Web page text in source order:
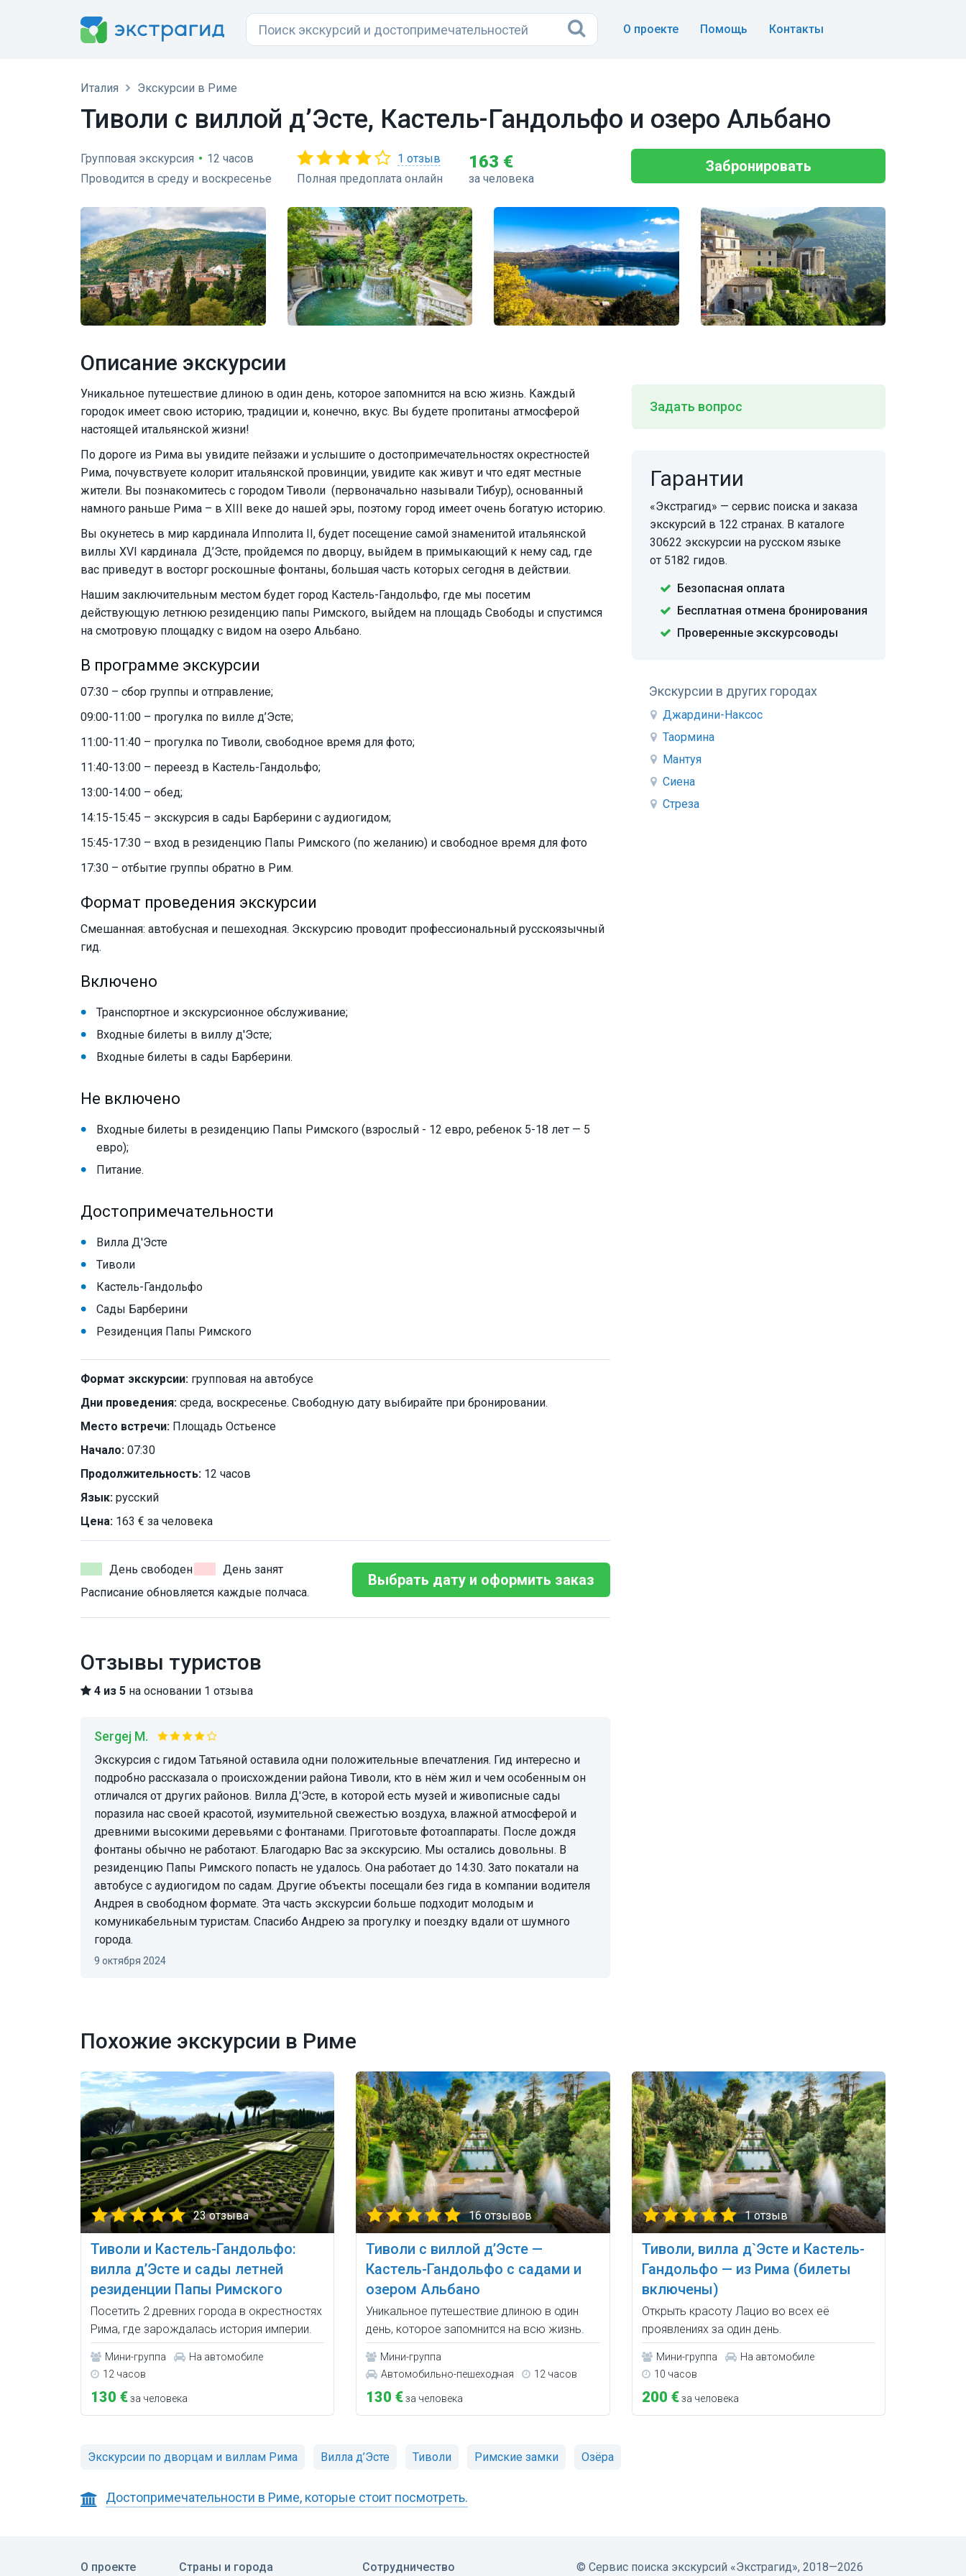
О проекте Помощь Контакты
Италия Экскурсии в Риме
Тиволи с виллой д’Эсте, Кастель-Гандольфо и озеро Альбано
Групповая экскурсия • 12 часов
Проводится в среду и воскресенье
1 отзыв
Полная предоплата онлайн
163 €
за человека
Забронировать
Описание экскурсии
Уникальное путешествие длиною в один день, которое запомнится на всю жизнь. Каждый
городок имеет свою историю, традиции и, конечно, вкус. Вы будете пропитаны атмосферой
настоящей итальянской жизни!
По дороге из Рима вы увидите пейзажи и услышите о достопримечательностях окрестностей
Рима, почувствуете колорит итальянской провинции, увидите как живут и что едят местные
жители. Вы познакомитесь с городом Тиволи (первоначально называли Тибур), основанный
намного раньше Рима – в XIII веке до нашей эры, поэтому город имеет очень богатую историю.
Вы окунетесь в мир кардинала Ипполита II, будет посещение самой знаменитой итальянской
виллы XVI кардинала Д’Эсте, пройдемся по дворцу, выйдем в примыкающий к нему сад, где
вас приведут в восторг роскошные фонтаны, большая часть которых сегодня в действии.
Нашим заключительным местом будет город Кастель-Гандольфо, где мы посетим
действующую летнюю резиденцию папы Римского, выйдем на площадь Свободы и спустимся
на смотровую площадку с видом на озеро Альбано.
В программе экскурсии
07:30 – сбор группы и отправление;
09:00-11:00 – прогулка по вилле д’Эсте;
11:00-11:40 – прогулка по Тиволи, свободное время для фото;
11:40-13:00 – переезд в Кастель-Гандольфо;
13:00-14:00 – обед;
14:15-15:45 – экскурсия в сады Барберини с аудиогидом;
15:45-17:30 – вход в резиденцию Папы Римского (по желанию) и свободное время для фото
17:30 – отбытие группы обратно в Рим.
Формат проведения экскурсии
Смешанная: автобусная и пешеходная. Экскурсию проводит профессиональный русскоязычный
гид.
Включено
Транспортное и экскурсионное обслуживание;
Входные билеты в виллу д'Эсте;
Входные билеты в сады Барберини.
Не включено
Входные билеты в резиденцию Папы Римского (взрослый - 12 евро, ребенок 5-18 лет — 5
евро);
Питание.
Достопримечательности
Вилла Д'Эсте
Тиволи
Кастель-Гандольфо
Сады Барберини
Резиденция Папы Римского
Формат экскурсии: групповая на автобусе
Дни проведения: среда, воскресенье. Свободную дату выбирайте при бронировании.
Место встречи: Площадь Остьенсе
Начало: 07:30
Продолжительность: 12 часов
Язык: русский
Цена: 163 € за человека
День свободен
День занят
Расписание обновляется каждые полчаса.
Выбрать дату и оформить заказ
Отзывы туристов
4 из 5 на основании 1 отзыва
Sergej M.
Экскурсия с гидом Татьяной оставила одни положительные впечатления. Гид интересно и
подробно рассказала о происхождении района Тиволи, кто в нём жил и чем особенным он
отличался от других районов. Вилла Д'Эсте, в которой есть музей и живописные сады
поразила нас своей красотой, изумительной свежестью воздуха, влажной атмосферой и
древними высокими деревьями с фонтанами. Приготовьте фотоаппараты. После дождя
фонтаны обычно не работают. Благодарю Вас за экскурсию. Мы остались довольны. В
резиденцию Папы Римского попасть не удалось. Она работает до 14:30. Зато покатали на
автобусе с аудиогидом по садам. Другие объекты посещали без гида в компании водителя
Андрея в свободном формате. Эта часть экскурсии больше подходит молодым и
комуникабельным туристам. Спасибо Андрею за прогулку и поездку вдали от шумного
города.
9 октября 2024
Задать вопрос
Гарантии
«Экстрагид» — сервис поиска и заказа
экскурсий в 122 странах. В каталоге
30622 экскурсии на русском языке
от 5182 гидов.
Безопасная оплата
Бесплатная отмена бронирования
Проверенные экскурсоводы
Экскурсии в других городах
Джардини-Наксос
Таормина
Мантуя
Сиена
Стреза
Похожие экскурсии в Риме
23 отзыва
Тиволи и Кастель-Гандольфо:
вилла д’Эсте и сады летней
резиденции Папы Римского
Посетить 2 древних города в окрестностях
Рима, где зарождалась история империи.
Мини-группа
На автомобиле
12 часов
130 €за человека
16 отзывов
Тиволи с виллой д’Эсте —
Кастель-Гандольфо с садами и
озером Альбано
Уникальное путешествие длиною в один
день, которое запомнится на всю жизнь.
Мини-группа
Автомобильно-пешеходная
12 часов
130 €за человека
1 отзыв
Тиволи, вилла д`Эсте и Кастель-
Гандольфо — из Рима (билеты
включены)
Открыть красоту Лацио во всех её
проявлениях за один день.
Мини-группа
На автомобиле
10 часов
200 €за человека
Экскурсии по дворцам и виллам Рима Вилла д’Эсте Тиволи Римские замки Озёра
Достопримечательности в Риме, которые стоит посмотреть.
О проекте Страны и города Сотрудничество © Сервис поиска экскурсий «Экстрагид», 2018—2026